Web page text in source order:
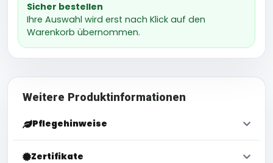
Sicher bestellen
Ihre Auswahl wird erst nach Klick auf den
Warenkorb übernommen.
Weitere Produktinformationen
Pflegehinweise
Zertifikate